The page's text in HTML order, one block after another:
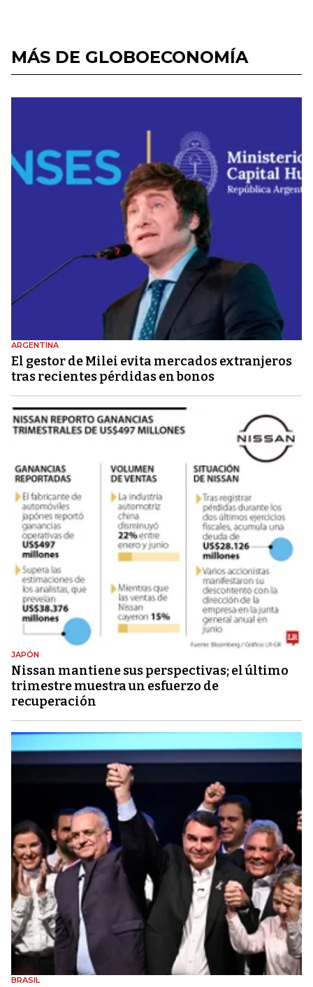
MÁS DE GLOBOECONOMÍA
ARGENTINA
El gestor de Milei evita mercados extranjeros
tras recientes pérdidas en bonos
JAPÓN
Nissan mantiene sus perspectivas; el último
trimestre muestra un esfuerzo de
recuperación
BRASIL